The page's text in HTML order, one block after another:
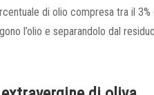
di olio compresa tra il
l’olio e separandolo dal